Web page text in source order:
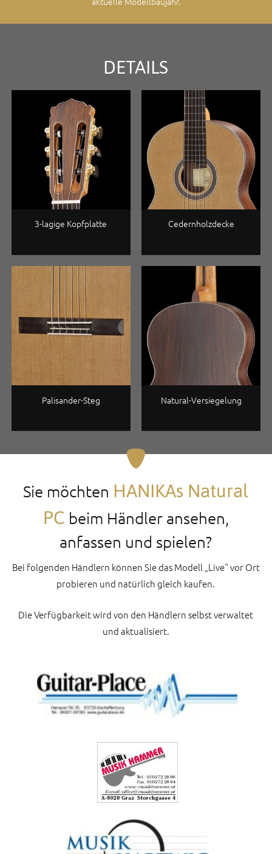
DETAILS
3-lagige Kopfplatte Cedernholz­decke
Palisander-Steg Natural-Versiegelung
Sie möchten HANIKAs Natural
PC beim Händler ansehen,
anfassen und spielen?
Bei folgenden Händlern können Sie das Modell „Live“ vor Ort
probieren und natürlich gleich kaufen.
Die Verfügbarkeit wird von den Händlern selbst verwaltet
und aktualisiert.